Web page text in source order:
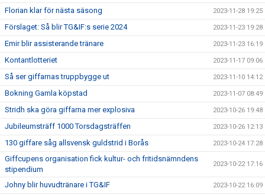
Florian klar för nästa säsong 2023-11-28 19:25
Förslaget: Så blir TG&IF:s serie 2024 2023-11-23 19:28
Emir blir assisterande tränare 2023-11-23 16:19
Kontantlotteriet 2023-11-17 09:06
Så ser giffarnas truppbygge ut 2023-11-10 14:12
Bokning Gamla köpstad 2023-11-07 08:49
Stridh ska göra giffarna mer explosiva 2023-10-26 19:48
Jubileumsträff 1000 Torsdagsträffen 2023-10-26 12:13
130 giffare såg allsvensk guldstrid i Borås 2023-10-24 17:28
Giffcupens organisation fick kultur- och fritidsnämndens
stipendium
2023-10-22 17:16
Johny blir huvudtränare i TG&IF 2023-10-22 16:09